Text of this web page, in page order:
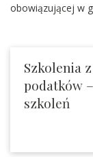
obowiązującej w
Szkolenia
podatków
szkoleń